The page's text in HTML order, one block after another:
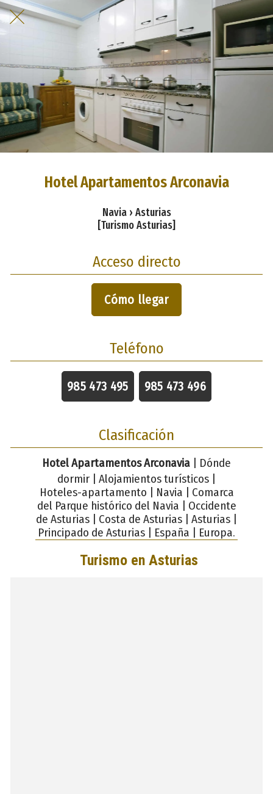
Hotel Apartamentos Arconavia
Navia › Asturias
[Turismo Asturias]
Acceso directo
Cómo llegar
Teléfono
985 473 495 985 473 496
Clasificación
Hotel Apartamentos Arconavia | Dónde
dormir | Alojamientos turísticos |
Hoteles-apartamento | Navia | Comarca
del Parque histórico del Navia | Occidente
de Asturias | Costa de Asturias | Asturias |
Principado de Asturias | España | Europa.